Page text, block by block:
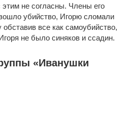
этим не согласны. Члены его
убийство, Игорю сломали
все как самоубийство,
не было синяков и ссадин.
«Иванушки